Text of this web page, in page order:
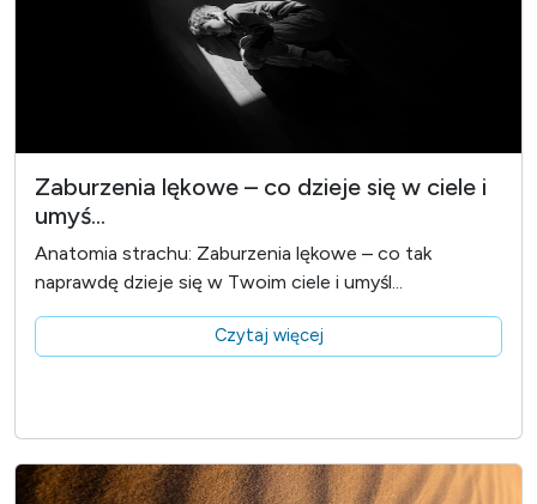
Zaburzenia lękowe – co dzieje się w ciele i
umyś...
Anatomia strachu: Zaburzenia lękowe – co tak
naprawdę dzieje się w Twoim ciele i umyśl...
Czytaj więcej